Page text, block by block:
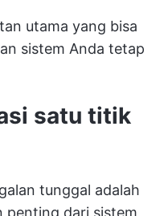
utama yang bisa
sistem Anda tetap
satu titik
tunggal adalah
penting dari sistem